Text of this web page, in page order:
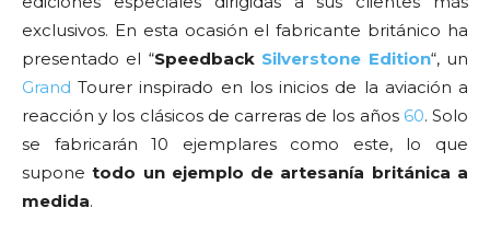
exclusivos. En esta ocasión el fabricante británico ha
presentado el “Speedback Silverstone Edition“, un
Grand Tourer inspirado en los inicios de la aviación a
reacción y los clásicos de carreras de los años 60. Solo
se fabricarán 10 ejemplares como este, lo que
suponetodo un ejemplo de artesanía británica a
medida.